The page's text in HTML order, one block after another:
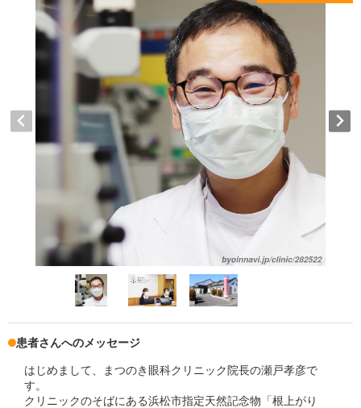
患者さんへのメッセージ
はじめまして、まつのき眼科クリニック院長の瀬戸孝彦で
す。
クリニックのそばにある浜松市指定天然記念物「根上がり